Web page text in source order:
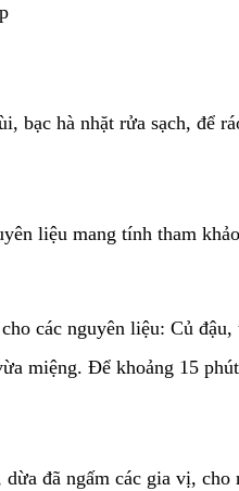
bạc hà nhặt rửa sạch, để
liệu mang tính tham
các nguyên liệu: Củ
miệng. Để khoảng 15
dừa đã ngấm các gia vị,